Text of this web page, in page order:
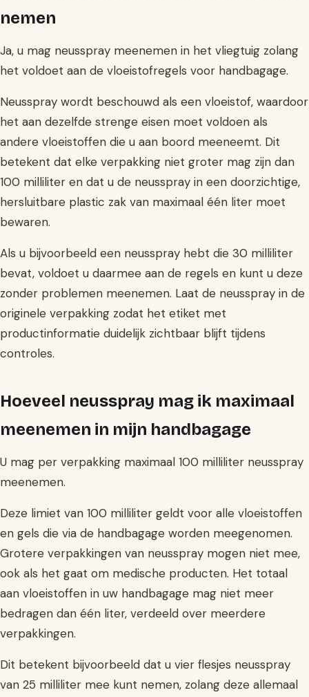
nemen
Ja, u mag neusspray meenemen in het vliegtuig zolang
het voldoet aan de vloeistofregels voor handbagage.
Neusspray wordt beschouwd als een vloeistof, waardoor
het aan dezelfde strenge eisen moet voldoen als
andere vloeistoffen die u aan boord meeneemt. Dit
betekent dat elke verpakking niet groter mag zijn dan
100 milliliter en dat u de neusspray in een doorzichtige,
hersluitbare plastic zak van maximaal één liter moet
bewaren.
Als u bijvoorbeeld een neusspray hebt die 30 milliliter
bevat, voldoet u daarmee aan de regels en kunt u deze
zonder problemen meenemen. Laat de neusspray in de
originele verpakking zodat het etiket met
productinformatie duidelijk zichtbaar blijft tijdens
controles.
Hoeveel neusspray mag ik maximaal
meenemen in mijn handbagage
U mag per verpakking maximaal 100 milliliter neusspray
meenemen.
Deze limiet van 100 milliliter geldt voor alle vloeistoffen
en gels die via de handbagage worden meegenomen.
Grotere verpakkingen van neusspray mogen niet mee,
ook als het gaat om medische producten. Het totaal
aan vloeistoffen in uw handbagage mag niet meer
bedragen dan één liter, verdeeld over meerdere
verpakkingen.
Dit betekent bijvoorbeeld dat u vier flesjes neusspray
van 25 milliliter mee kunt nemen, zolang deze allemaal